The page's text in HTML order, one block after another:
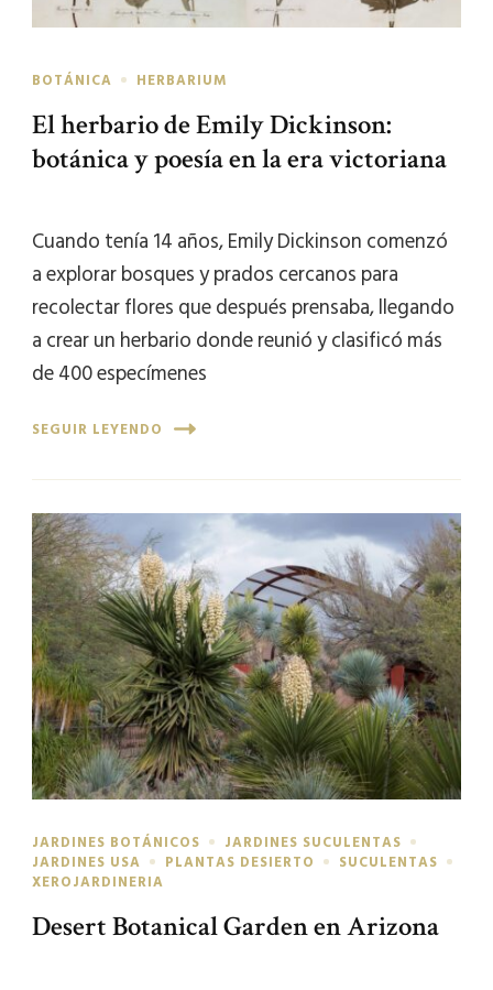
BOTÁNICA HERBARIUM
El herbario de Emily Dickinson:
botánica y poesía en la era victoriana
Cuando tenía 14 años, Emily Dickinson comenzó
a explorar bosques y prados cercanos para
recolectar flores que después prensaba, llegando
a crear un herbario donde reunió y clasificó más
de 400 especímenes
SEGUIR LEYENDO
JARDINES BOTÁNICOS
JARDINES SUCULENTAS
JARDINES USA
PLANTAS DESIERTO
SUCULENTAS
XEROJARDINERIA
Desert Botanical Garden en Arizona